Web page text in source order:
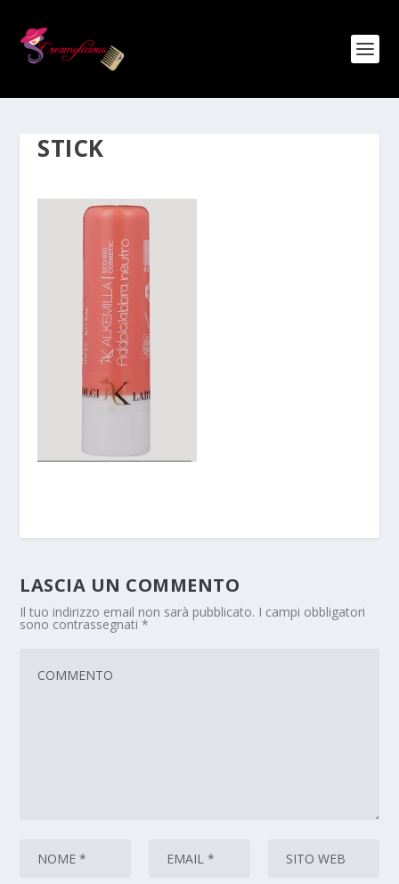
STICK
LASCIA UN COMMENTO
Il tuo indirizzo email non sarà pubblicato. I campi obbligatori
sono contrassegnati*